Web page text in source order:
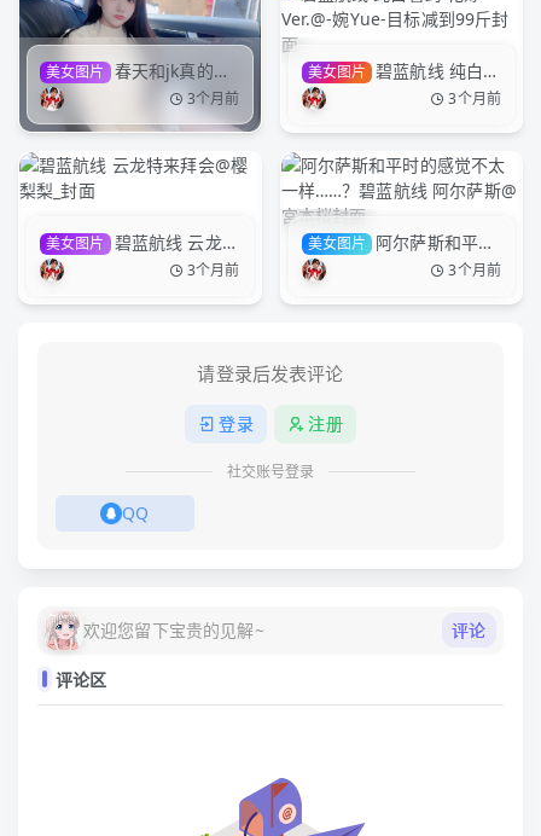
美女图片 春天和jk真的绝
配气质美女
3个月前
美女图片 碧蓝航线 纯白誓
约 花嫁Ver.@-婉Yue-目标
3个月前
美女图片 碧蓝航线 云龙特
来拜会@樱梨梨_
3个月前
美女图片 阿尔萨斯和平时
的感觉不太一样……？碧蓝
3个月前
请登录后发表评论
登录 注册
社交账号登录
QQ
欢迎您留下宝贵的见解~ 评论
评论区